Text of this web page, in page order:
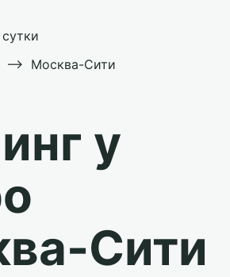
⟶ Москва-Сити
у
Сити